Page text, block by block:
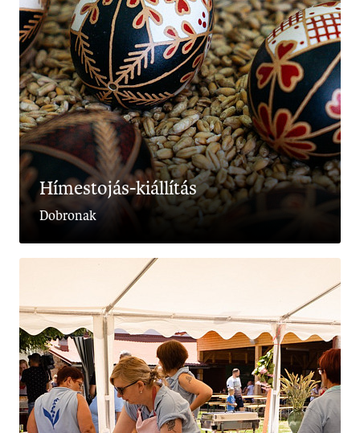
Hímestojás-kiállítás
Dobronak